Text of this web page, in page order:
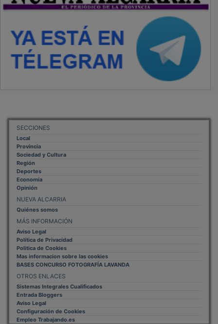
SECCIONES
Local
Provincia
Sociedad y Cultura
Región
Deportes
Economía
Opinión
NUEVA ALCARRIA
Quiénes somos
MÁS INFORMACIÓN
Aviso Legal
Política de Privacidad
Politica de Cookies
Mas informacion sobre las cookies
BASES CONCURSO FOTOGRAFÍA LAVANDA
OTROS ENLACES
Sistemas Integrales Cualificados
Entrada Bloggers
Aviso Legal
Configuración de Cookies
Empleo Trabajando.es